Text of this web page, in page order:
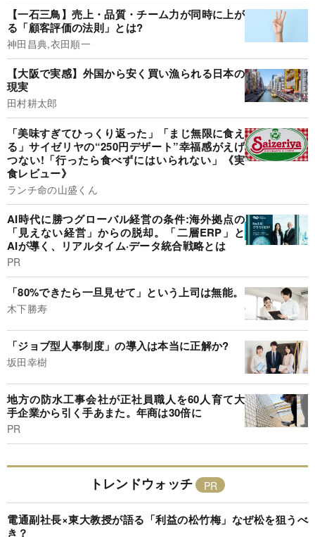
【一石三鳥】売上・品質・チーム力が同時に上が
る「顧客評価の法則」とは?
神田昌典,衣田順一
【大阪で実感】外国から安く買い漁られる日本の
現実
田村耕太郎
「美味すぎてひっくり返った」「まじ無限に食え
る」サイゼリヤの“250円デザート”幸福感がえげ
つない!「行ったら食べずにはいられない」《実
食レビュー》
ランチ命の山盛くん
AI時代に勝つグローバル経営の条件:海外拠点の
「見えない経営」からの脱却。「二層ERP」と
AIが導く、リアルタイム·データ統合戦略とは
PR
「80%できたら一旦見せて」という上司は無能。
木下勝寿
「ジョブ型人事制度」の導入は本当に正解か?
坂田幸樹
地方の防水工事会社が正社員職人を60人育て大
手企業から引く手あまた。年商は30倍に
PR
トレンドウォッチ
電通副社長×東大教授が語る「利益の松竹梅」なぜ松を狙うべ
き？